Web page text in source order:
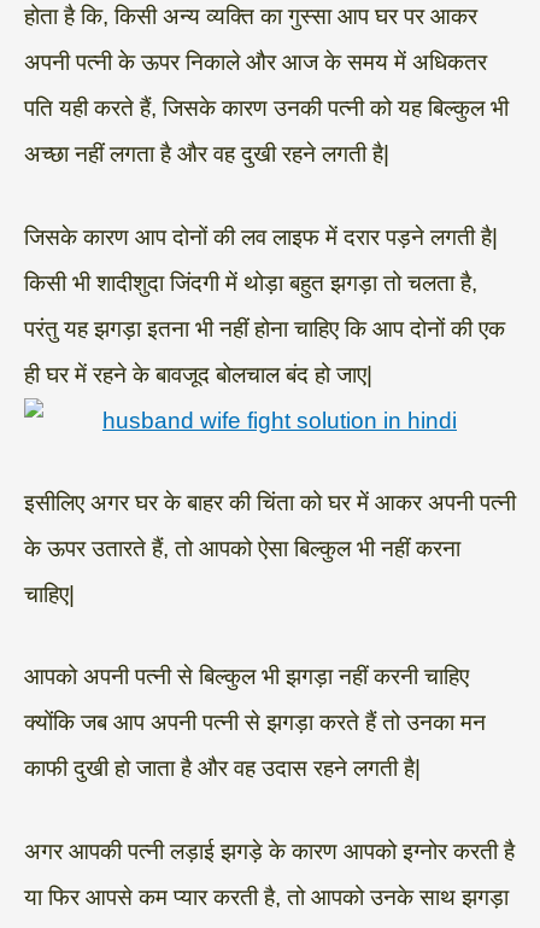
होता है कि, किसी अन्य व्यक्ति का गुस्सा आप घर पर आकर
अपनी पत्नी के ऊपर निकाले और आज के समय में अधिकतर
पति यही करते हैं, जिसके कारण उनकी पत्नी को यह बिल्कुल भी
अच्छा नहीं लगता है और वह दुखी रहने लगती है|
जिसके कारण आप दोनों की लव लाइफ में दरार पड़ने लगती है|
किसी भी शादीशुदा जिंदगी में थोड़ा बहुत झगड़ा तो चलता है,
परंतु यह झगड़ा इतना भी नहीं होना चाहिए कि आप दोनों की एक
ही घर में रहने के बावजूद बोलचाल बंद हो जाए|
इसीलिए अगर घर के बाहर की चिंता को घर में आकर अपनी पत्नी
के ऊपर उतारते हैं, तो आपको ऐसा बिल्कुल भी नहीं करना
चाहिए|
आपको अपनी पत्नी से बिल्कुल भी झगड़ा नहीं करनी चाहिए
क्योंकि जब आप अपनी पत्नी से झगड़ा करते हैं तो उनका मन
काफी दुखी हो जाता है और वह उदास रहने लगती है|
अगर आपकी पत्नी लड़ाई झगड़े के कारण आपको इग्नोर करती है
या फिर आपसे कम प्यार करती है, तो आपको उनके साथ झगड़ा